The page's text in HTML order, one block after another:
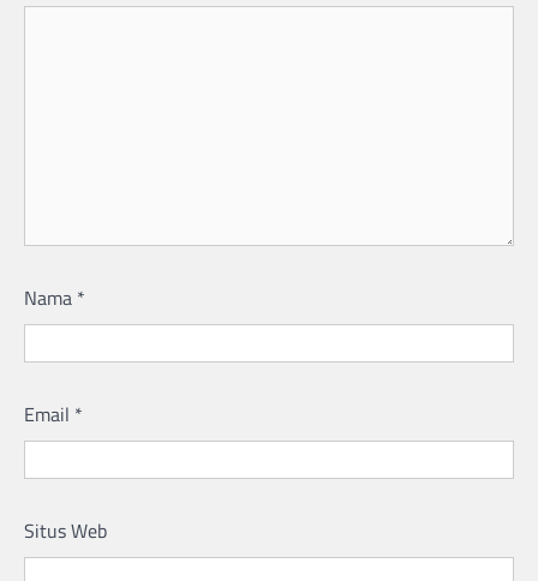
Nama *
Email *
Situs Web